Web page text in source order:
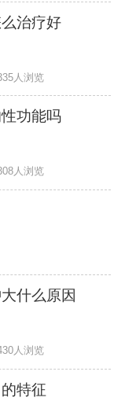
治疗好
人浏览
功能吗
人浏览
什么原因
人浏览
特征